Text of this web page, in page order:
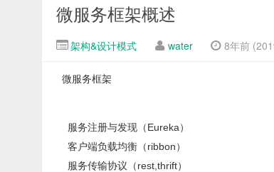
微服务框架概述
架构&设计模式 water 8年前
微服务框架
服务注册与发现（Eureka）
客户端负载均衡（ribbon）
服务传输协议（rest,thrift）